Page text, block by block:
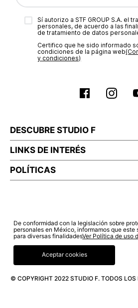
Sí autorizo a STF GROUP S.A. el
personales, de acuerdo a las
de tratamiento de datos
Certifico que he sido informado
condiciones de la página web‎
y condiciones)
DESCUBRE STUDIO F
LINKS DE INTERÉS
POLÍTICAS
© COPYRIGHT 2022 STUDIO F. TODOS LOS
De conformidad con la legislación sobre
personales en México, informamos que
para diversas finalidadesVer Política de uso
Aceptar cookies